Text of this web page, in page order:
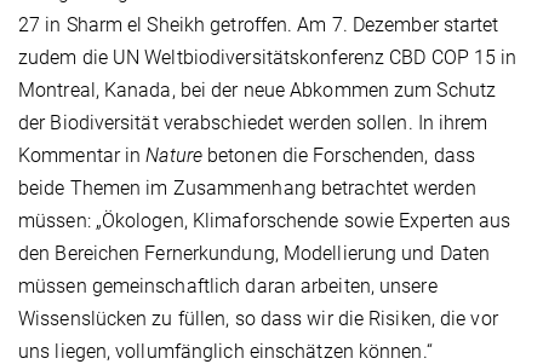
27 in Sharm el Sheikh getroffen. Am 7. Dezember startet
zudem die UN Weltbiodiversitätskonferenz CBD COP 15 in
Montreal, Kanada, bei der neue Abkommen zum Schutz
der Biodiversität verabschiedet werden sollen. In ihrem
Kommentar inNaturebetonen die Forschenden, dass
beide Themen im Zusammenhang betrachtet werden
müssen: „Ökologen, Klimaforschende sowie Experten aus
den Bereichen Fernerkundung, Modellierung und Daten
müssen gemeinschaftlich daran arbeiten, unsere
Wissenslücken zu füllen, so dass wir die Risiken, die vor
uns liegen, vollumfänglich einschätzen können.“